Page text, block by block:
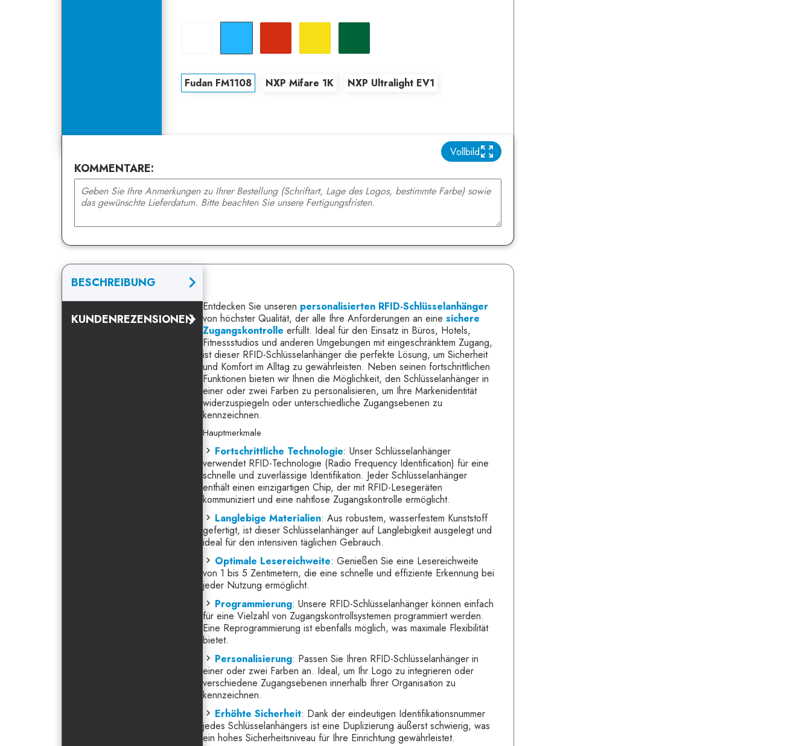
Blau Gelb Grün
Fudan FM1108 NXP Mifare 1K NXP Ultralight EV1
Vollbild
KOMMENTARE:
BESCHREIBUNG
KUNDENREZENSIONEN
Entdecken Sie unseren personalisierten RFID-Schlüsselanhänger
von höchster Qualität, der alle Ihre Anforderungen an eine sichere
Zugangskontrolle erfüllt. Ideal für den Einsatz in Büros, Hotels,
Fitnessstudios und anderen Umgebungen mit eingeschränktem Zugang,
ist dieser RFID-Schlüsselanhänger die perfekte Lösung, um Sicherheit
und Komfort im Alltag zu gewährleisten. Neben seinen fortschrittlichen
Funktionen bieten wir Ihnen die Möglichkeit, den Schlüsselanhänger in
einer oder zwei Farben zu personalisieren, um Ihre Markenidentität
widerzuspiegeln oder unterschiedliche Zugangsebenen zu
kennzeichnen.
Hauptmerkmale
Fortschrittliche Technologie: Unser Schlüsselanhänger
verwendet RFID-Technologie (Radio Frequency Identification) für eine
schnelle und zuverlässige Identifikation. Jeder Schlüsselanhänger
enthält einen einzigartigen Chip, der mit RFID-Lesegeräten
kommuniziert und eine nahtlose Zugangskontrolle ermöglicht.
Langlebige Materialien: Aus robustem, wasserfestem Kunststoff
gefertigt, ist dieser Schlüsselanhänger auf Langlebigkeit ausgelegt und
ideal für den intensiven täglichen Gebrauch.
Optimale Lesereichweite: Genießen Sie eine Lesereichweite
von 1 bis 5 Zentimetern, die eine schnelle und effiziente Erkennung bei
jeder Nutzung ermöglicht.
Programmierung: Unsere RFID-Schlüsselanhänger können einfach
für eine Vielzahl von Zugangskontrollsystemen programmiert werden.
Eine Reprogrammierung ist ebenfalls möglich, was maximale Flexibilität
bietet.
Personalisierung: Passen Sie Ihren RFID-Schlüsselanhänger in
einer oder zwei Farben an. Ideal, um Ihr Logo zu integrieren oder
verschiedene Zugangsebenen innerhalb Ihrer Organisation zu
kennzeichnen.
Erhöhte Sicherheit: Dank der eindeutigen Identifikationsnummer
jedes Schlüsselanhängers ist eine Duplizierung äußerst schwierig, was
ein hohes Sicherheitsniveau für Ihre Einrichtung gewährleistet.